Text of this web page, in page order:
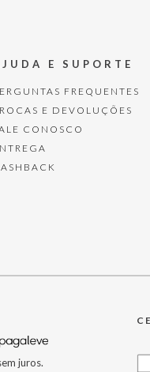
E SUPORTE
FREQUENTES
E DEVOLUÇÕES
CONOSCO
juros.